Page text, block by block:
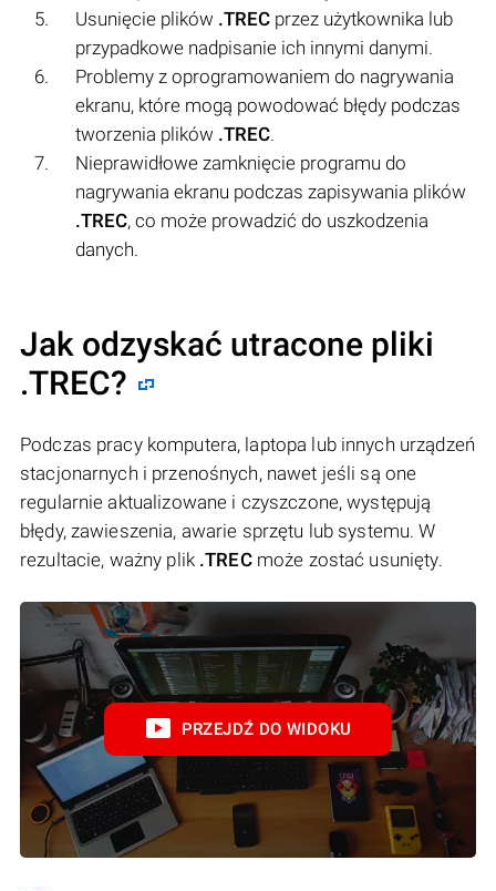
Usunięcie plików .TREC przez użytkownika lub
przypadkowe nadpisanie ich innymi danymi.
Problemy z oprogramowaniem do nagrywania
ekranu, które mogą powodować błędy podczas
tworzenia plików .TREC.
Nieprawidłowe zamknięcie programu do
nagrywania ekranu podczas zapisywania plików
.TREC, co może prowadzić do uszkodzenia
danych.
Jak odzyskać utracone pliki
.TREC?
Podczas pracy komputera, laptopa lub innych urządzeń
stacjonarnych i przenośnych, nawet jeśli są one
regularnie aktualizowane i czyszczone, występują
błędy, zawieszenia, awarie sprzętu lub systemu. W
rezultacie, ważny plik .TRECmoże zostać usunięty.
PRZEJDŹ DO WIDOKU